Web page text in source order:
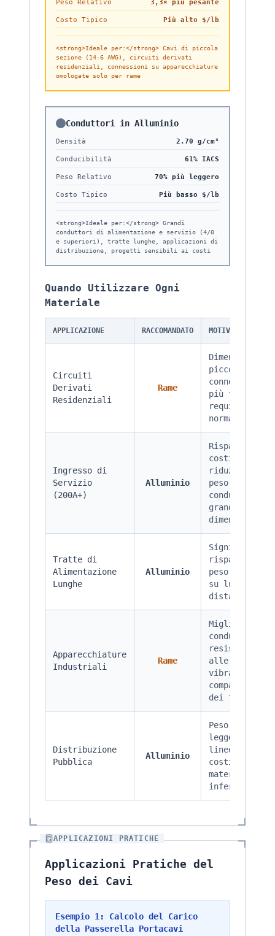
Peso Relativo 3,3× più pesante
Costo Tipico Più alto $/lb
<strong>Ideale per:</strong> Cavi di piccola
sezione (14-6 AWG), circuiti derivati
residenziali, connessioni su apparecchiature
omologate solo per rame
Conduttori in Alluminio
Densità 2.70 g/cm³
Conducibilità 61% IACS
Peso Relativo 70% più leggero
Costo Tipico Più basso $/lb
<strong>Ideale per:</strong> Grandi
conduttori di alimentazione e servizio (4/0
e superiori), tratte lunghe, applicazioni di
distribuzione, progetti sensibili ai costi
Quando Utilizzare Ogni
Materiale
APPLICAZIONE RACCOMANDATO MOTIVAZIONE
Circuiti
Derivati
Residenziali
Rame
Dimensioni
piccole,
connessioni
più facili,
requisiti
normativi
Ingresso di
Servizio
(200A+)
Alluminio
Risparmio sui
costi,
riduzione del
peso per
conduttori di
grandi
dimensioni
Tratte di
Alimentazione
Lunghe
Alluminio
Significativo
risparmio di
peso e costi
su lunghe
distanze
Apparecchiature
Industriali
Rame
Migliore
resistenza
alle
vibrazioni,
compatibilità
dei terminali
Distribuzione
Pubblica
Alluminio
Peso più
leggero per
linee aeree,
costi
materiali
inferiori
APPLICAZIONI PRATICHE
Applicazioni Pratiche del
Peso dei Cavi
Esempio 1: Calcolo del Carico
della Passerella Portacavi